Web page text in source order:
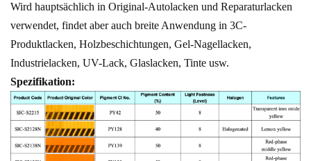
Wird hauptsächlich in Original-Autolacken und Reparaturlacken
verwendet, findet aber auch breite Anwendung in 3C-
Produktlacken, Holzbeschichtungen, Gel-Nagellacken,
Industrielacken, UV-Lack, Glaslacken, Tinte usw.
Spezifikation: